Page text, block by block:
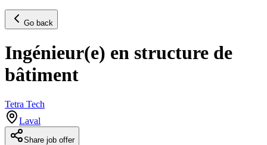
Go back
Ingénieur(e) en structure de
bâtiment
Tetra Tech
Laval
Share job offer